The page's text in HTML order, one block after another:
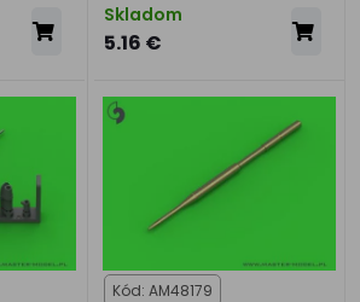
Skladom
5.16 €
Kód: AM48179